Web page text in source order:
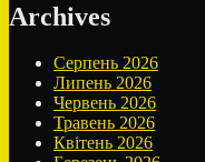
Archives
Серпень 2026
Липень 2026
Червень 2026
Травень 2026
Квітень 2026